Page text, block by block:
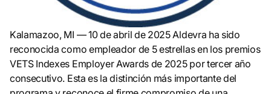
Kalamazoo, MI — 10 de abril de 2025Aldevra ha sido
reconocida como empleador de 5 estrellas en los premios
VETS Indexes Employer Awards de 2025 por tercer año
consecutivo. Esta es la distinción más importante del